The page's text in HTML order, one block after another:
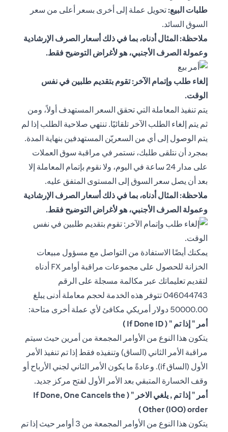
طلبات البيع:تحويل عملة إلى أخرى بسعر أعلى من سعر
السوق السائد.
ملاحظة: المثال أدناه، بما في ذلك أسعار الصرف الإرشادية
وعمولة الصرف الأجنبي، هو لأغراض التوضيح فقط.
إلغاء طلب وإتمام الآخر: تقوم بتقديم طلبين في نفس
الوقت.
يتم تنفيذ المعاملة التي تحقق السعر المستهدف أولاً، ومن
ثم يتم إلغاء الطلب الآخر تلقائيًا. تنتهي صلاحية الطلب إذا لم
يتم الوصول إلى أي من السعريّن المستهدفين بنهاية المدة.
بمجرد أن نتلقى طلبك، نستمر في مراقبة سوق العملات
على مدار 24 ساعة في اليوم، ولا نقوم بإتمام المعاملة إلا
بعد أن يصل سعر السوق إلى المستوى المتفق عليه.
ملاحظة: المثال أدناه، بما في ذلك أسعار الصرف الإرشادية
وعمولة الصرف الأجنبي، هو لأغراض التوضيح فقط.
يمكنك أيضًا الاستفادة من التواصل مع مسؤول مبيعات
الخزانة للحصول على مجموعات مراقبة أوامر FX أدناه
لتقديم تعليماتك عبر مكالمة مسجلة على الرقم
046044743 تتوفر هذه الخدمة لحجم معاملة أدنى يبلغ
50000.00 دولار أمريكي مكافئ لأي عملة أخرى متاحة:
أمر " إذا تم " ( If Done ID )
يتكون هذا النوع من الأوامر المجمعة من أمرين حيث سيتم
مراقبة الأمر الثاني (الساق) وتنفيذه فقط إذا تم تنفيذ الأمر
الأول (الساق if). وعادةً ما يكون الأمر الثاني لجني الأرباح أو
وقف الخسارة المتبقي بعد الأمر الأول لفتح مركز جديد.
أمر " إذا تم , يلغي الاخر " ( If Done, One Cancels the
Other (IOO) order )
يتكون هذا النوع من الأوامر المجمعة من 3 أوامر حيث إذا تم